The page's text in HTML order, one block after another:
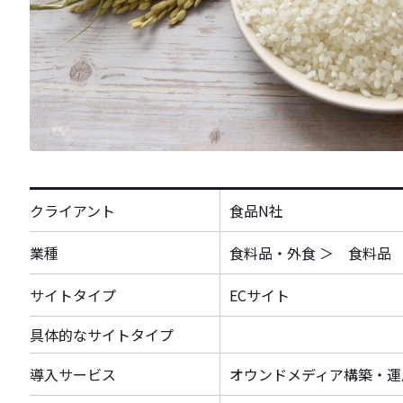
クライアント
食品N社
業種
食料品・外食 ＞ 食料品
サイトタイプ
ECサイト
具体的なサイトタイプ
導入サービス
オウンドメディア構築・